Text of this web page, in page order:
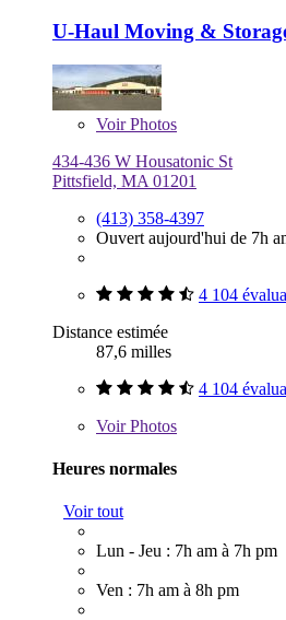
U-Haul Moving &
VoirPhotos
434-436 W Housatonic St
Pittsfield, MA 01201
(413) 358-4397
Ouvert aujourd'hui de 7h
4 104
Distance estimée
87,6 milles
4 104
VoirPhotos
Heures normales
Voir tout
Lun - Jeu : 7h am à 7h pm
Ven : 7h am à 8h pm